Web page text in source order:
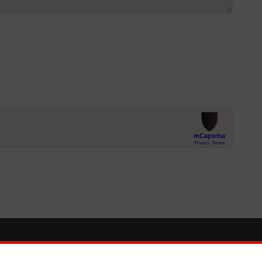
So finden Sie uns